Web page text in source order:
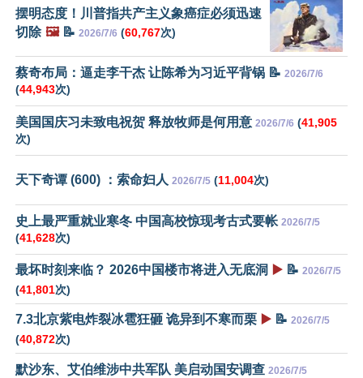
摆明态度！川普指共产主义象癌症必须迅速
切除 🖼️📝 2026/7/6 (60,767次)
蔡奇布局：逼走李干杰 让陈希为习近平背锅 📝 2026/7/6
(44,943次)
美国国庆习未致电祝贺 释放牧师是何用意 2026/7/6 (41,905
次)
天下奇谭 (600) ：索命妇人 2026/7/5 (11,004次)
史上最严重就业寒冬 中国高校惊现考古式要帐 2026/7/5
(41,628次)
最坏时刻来临？ 2026中国楼市将进入无底洞 ▶️ 📝 2026/7/5
(41,801次)
7.3北京紫电炸裂冰雹狂砸 诡异到不寒而栗 ▶️ 📝 2026/7/5
(40,872次)
默沙东、艾伯维涉中共军队 美启动国安调查 2026/7/5